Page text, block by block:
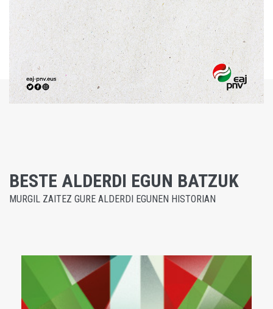
BESTE ALDERDI EGUN BATZUK
MURGIL ZAITEZ GURE ALDERDI EGUNEN HISTORIAN